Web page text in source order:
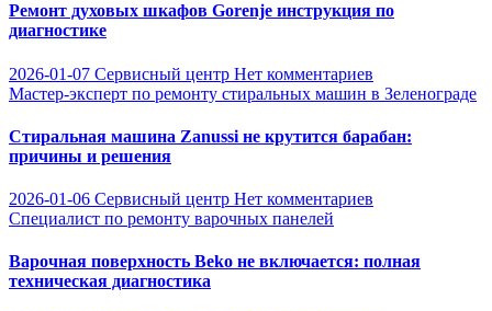
Ремонт духовых шкафов Gorenje инструкция по
диагностике
2026-01-07 Сервисный центр Нет комментариев
Мастер-эксперт по ремонту стиральных машин в Зеленограде
Стиральная машина Zanussi не крутится барабан:
причины и решения
2026-01-06 Сервисный центр Нет комментариев
Специалист по ремонту варочных панелей
Варочная поверхность Beko не включается: полная
техническая диагностика